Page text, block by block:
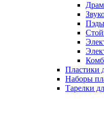
Пластики
Наборы
Тарелки